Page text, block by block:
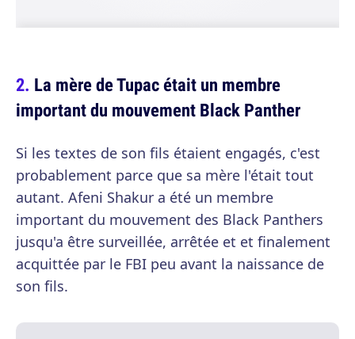
La mère de Tupac était un membre
important du mouvement Black Panther
Si les textes de son fils étaient engagés, c'est
probablement parce que sa mère l'était tout
autant. Afeni Shakur a été un membre
important du mouvement des Black Panthers
jusqu'a être surveillée, arrêtée et et finalement
acquittée par le FBI peu avant la naissance de
son fils.